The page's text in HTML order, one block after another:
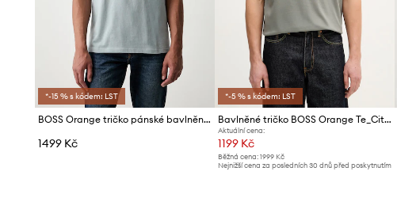
*-15 % s kódem: LST
BOSS Orange tričko pánské bavlněné Tales
1499 Kč
*-5 % s kódem: LST
Bavlněné tričko BOSS Orange Te_Citylights
Aktuální cena:
1199 Kč
Běžná cena:1999 Kč
Nejnižší cena za posledních 30 dnů před poskytnutím